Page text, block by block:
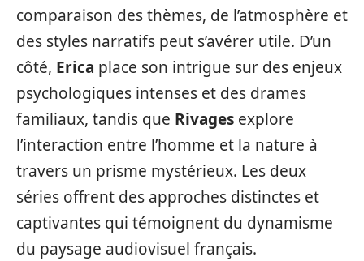
comparaison des thèmes, de l’atmosphère et
des styles narratifs peut s’avérer utile. D’un
côté, Erica place son intrigue sur des enjeux
psychologiques intenses et des drames
familiaux, tandis que Rivages explore
l’interaction entre l’homme et la nature à
travers un prisme mystérieux. Les deux
séries offrent des approches distinctes et
captivantes qui témoignent du dynamisme
du paysage audiovisuel français.